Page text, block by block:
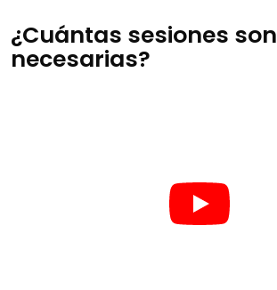
¿Cuántas sesiones son
necesarias?